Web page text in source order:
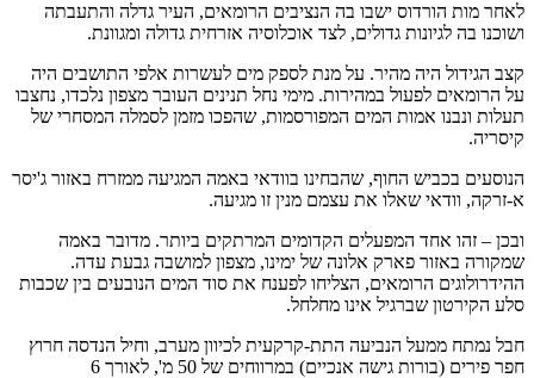
לאחר מות הורדוס ישבו בה הנציבים הרומאים, העיר גדלה והתעבתה
ושוכנו בה לגיונות גדולים, לצד אוכלוסיה אזרחית גדולה ומגוונת.
קצב הגידול היה מהיר. על מנת לספק מים לעשרות אלפי התושבים היה
על הרומאים לפעול במהירות. מימי נחל תנינים העובר מצפון נלכדו, נחצבו
תעלות ונבנו אמות המים המפורסמות, שהפכו מזמן לסמלה המסחרי של
קיסריה.
הנוסעים בכביש החוף, שהבחינו בוודאי באמה המגיעה ממזרח באזור ג'יסר
א-זרקה, וודאי שאלו את עצמם מנין זו מגיעה.
ובכן – זהו אחד המפעלים הקדומים המרתקים ביותר. מדובר באמה
שמקורה באזור פארק אלונה של ימינו, מצפון למושבה גבעת עדה.
ההידרולוגים הרומאים, הצליחו לפענח את סוד המים הנובעים בין שכבות
סלע הקירטון שברגיל אינו מחלחל.
חבל נמתח ממעל הנביעה התת-קרקעית לכיוון מערב, וחיל הנדסה חרוץ
חפר פירים (בורות גישה אנכיים) במרווחים של 50 מ', לאורך 6